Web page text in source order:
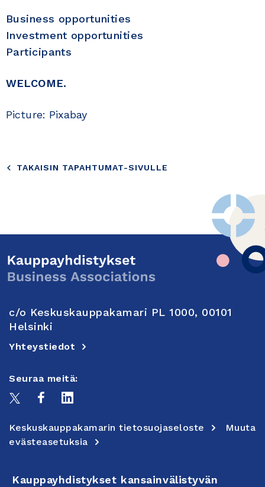
Business opportunities
Investment opportunities
Participants
WELCOME.
Picture: Pixabay
TAKAISIN TAPAHTUMAT-SIVULLE
c/o Keskuskauppakamari PL 1000, 00101
Helsinki
Yhteystiedot
Seuraa meitä:
Keskuskauppakamarin tietosuojaseloste
Muuta
evästeasetuksia
Kauppayhdistykset kansainvälistyvän